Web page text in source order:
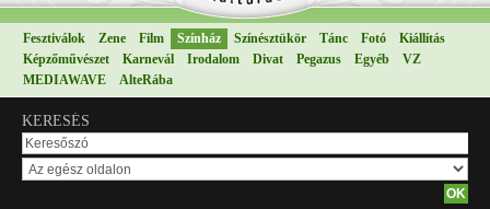
Fesztiválok Zene Film Színház Színésztükör Tánc Fotó
Kiállítás
Képzőművészet
Karnevál Irodalom Divat Pegazus Egyéb
VZ
MEDIAWAVE
AlteRába
KERESÉS